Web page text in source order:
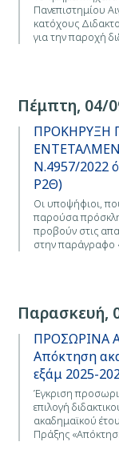
Πανεπιστημίου
κατόχους
για την παροχή
Πέμπτη, 04/
ΠΡΟΚΗΡΥΞΗ
Ν.4957/2022
Ρ2Θ)
Οι υποψήφιοι,
παρούσα
προβούν στις
στην παράγραφο
Παρασκευή,
ΠΡΟΣΩΡΙΝΑ
Απόκτηση
εξάμ 2025-
Έγκριση
επιλογή
ακαδημαϊκού
Πράξης